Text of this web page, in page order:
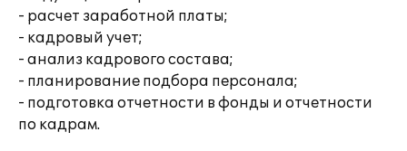
- расчет заработной платы;
- кадровый учет;
- анализ кадрового состава;
- планирование подбора персонала;
- подготовка отчетности в фонды и отчетности
по кадрам.